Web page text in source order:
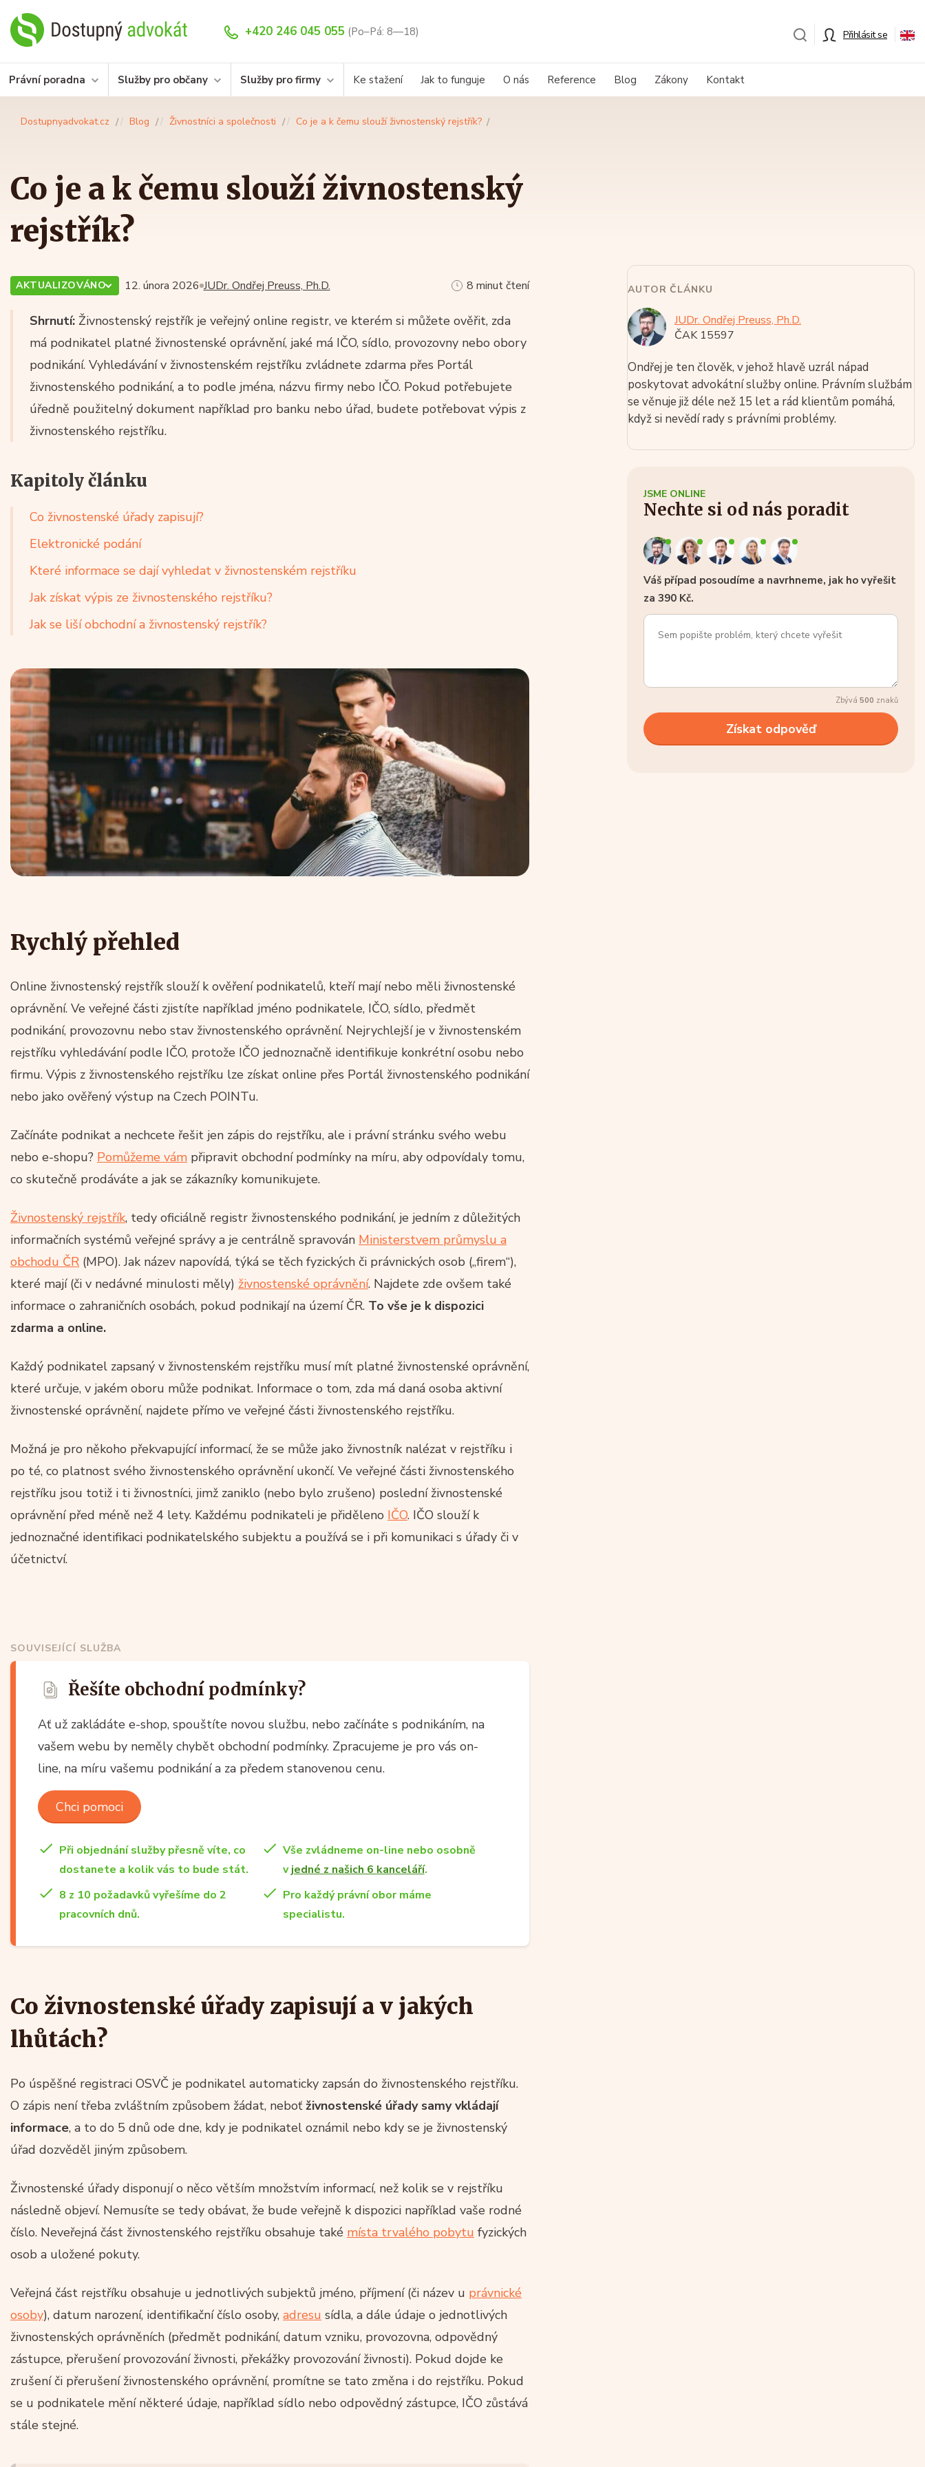
+420 246 045 055 (Po–Pá: 8—18) Přihlásit se
Právní poradna Služby pro občany Služby pro firmy Ke stažení Jak to funguje O nás Reference Blog Zákony Kontakt
Dostupnyadvokat.cz Blog Živnostníci a společnosti Co je a k čemu slouží živnostenský rejstřík?
Co je a k čemu slouží živnostenský
rejstřík?
JUDr. Ondřej Preuss, Ph.D.
AKTUALIZOVÁNO 12. února 2026 8 minut čtení
Shrnutí: Živnostenský rejstřík je veřejný online registr, ve kterém si můžete ověřit, zda
má podnikatel platné živnostenské oprávnění, jaké má IČO, sídlo, provozovny nebo obory
podnikání. Vyhledávání v živnostenském rejstříku zvládnete zdarma přes Portál
živnostenského podnikání, a to podle jména, názvu firmy nebo IČO. Pokud potřebujete
úředně použitelný dokument například pro banku nebo úřad, budete potřebovat výpis z
živnostenského rejstříku.
Kapitoly článku
Co živnostenské úřady zapisují?
Elektronické podání
Které informace se dají vyhledat v živnostenském rejstříku
Jak získat výpis ze živnostenského rejstříku?
Jak se liší obchodní a živnostenský rejstřík?
Rychlý přehled
Online živnostenský rejstřík slouží k ověření podnikatelů, kteří mají nebo měli živnostenské
oprávnění. Ve veřejné části zjistíte například jméno podnikatele, IČO, sídlo, předmět
podnikání, provozovnu nebo stav živnostenského oprávnění. Nejrychlejší je v živnostenském
rejstříku vyhledávání podle IČO, protože IČO jednoznačně identifikuje konkrétní osobu nebo
firmu. Výpis z živnostenského rejstříku lze získat online přes Portál živnostenského podnikání
nebo jako ověřený výstup na Czech POINTu.
Začínáte podnikat a nechcete řešit jen zápis do rejstříku, ale i právní stránku svého webu
nebo e-shopu? Pomůžeme vám připravit obchodní podmínky na míru, aby odpovídaly tomu,
co skutečně prodáváte a jak se zákazníky komunikujete.
Živnostenský rejstřík, tedy oficiálně registr živnostenského podnikání, je jedním z důležitých
informačních systémů veřejné správy a je centrálně spravován Ministerstvem průmyslu a
obchodu ČR (MPO). Jak název napovídá, týká se těch fyzických či právnických osob („firem“),
které mají (či v nedávné minulosti měly) živnostenské oprávnění. Najdete zde ovšem také
informace o zahraničních osobách, pokud podnikají na území ČR. To vše je k dispozici
zdarma a online.
Každý podnikatel zapsaný v živnostenském rejstříku musí mít platné živnostenské oprávnění,
které určuje, v jakém oboru může podnikat. Informace o tom, zda má daná osoba aktivní
živnostenské oprávnění, najdete přímo ve veřejné části živnostenského rejstříku.
Možná je pro někoho překvapující informací, že se může jako živnostník nalézat v rejstříku i
po té, co platnost svého živnostenského oprávnění ukončí. Ve veřejné části živnostenského
rejstříku jsou totiž i ti živnostníci, jimž zaniklo (nebo bylo zrušeno) poslední živnostenské
oprávnění před méně než 4 lety. Každému podnikateli je přiděleno IČO. IČO slouží k
jednoznačné identifikaci podnikatelského subjektu a používá se i při komunikaci s úřady či v
účetnictví.
SOUVISEJÍCÍ SLUŽBA
Řešíte obchodní podmínky?
Ať už zakládáte e-shop, spouštíte novou službu, nebo začínáte s podnikáním, na
vašem webu by neměly chybět obchodní podmínky. Zpracujeme je pro vás on-
line, na míru vašemu podnikání a za předem stanovenou cenu.
Chci pomoci
Při objednání služby přesně víte, co
dostanete a kolik vás to bude stát.
Vše zvládneme on-line nebo osobně
vjedné z našich 6 kanceláří.
8 z 10 požadavků vyřešíme do 2
pracovních dnů.
Pro každý právní obor máme
specialistu.
Co živnostenské úřady zapisují a v jakých
lhůtách?
Po úspěšné registraci OSVČ je podnikatel automaticky zapsán do živnostenského rejstříku.
O zápis není třeba zvláštním způsobem žádat, neboťživnostenské úřady samy vkládají
informace, a to do 5 dnů ode dne, kdy je podnikatel oznámil nebo kdy se je živnostenský
úřad dozvěděl jiným způsobem.
Živnostenské úřady disponují o něco větším množstvím informací, než kolik se v rejstříku
následně objeví. Nemusíte se tedy obávat, že bude veřejně k dispozici například vaše rodné
číslo. Neveřejná část živnostenského rejstříku obsahuje také místa trvalého pobytu fyzických
osob a uložené pokuty.
Veřejná část rejstříku obsahuje u jednotlivých subjektů jméno, příjmení (či název u právnické
osoby), datum narození, identifikační číslo osoby, adresu sídla, a dále údaje o jednotlivých
živnostenských oprávněních (předmět podnikání, datum vzniku, provozovna, odpovědný
zástupce, přerušení provozování živnosti, překážky provozování živnosti). Pokud dojde ke
zrušení či přerušení živnostenského oprávnění, promítne se tato změna i do rejstříku. Pokud
se u podnikatele mění některé údaje, například sídlo nebo odpovědný zástupce, IČO zůstává
stále stejné.
AUTOR ČLÁNKU
JUDr. Ondřej Preuss, Ph.D.
ČAK 15597
Ondřej je ten člověk, v jehož hlavě uzrál nápad
poskytovat advokátní služby online. Právním službám
se věnuje již déle než 15 let a rád klientům pomáhá,
když si nevědí rady s právními problémy.
JSME ONLINE
Nechte si od nás poradit
Váš případ posoudíme a navrhneme, jak ho vyřešit
za 390 Kč.
Zbývá 500 znaků